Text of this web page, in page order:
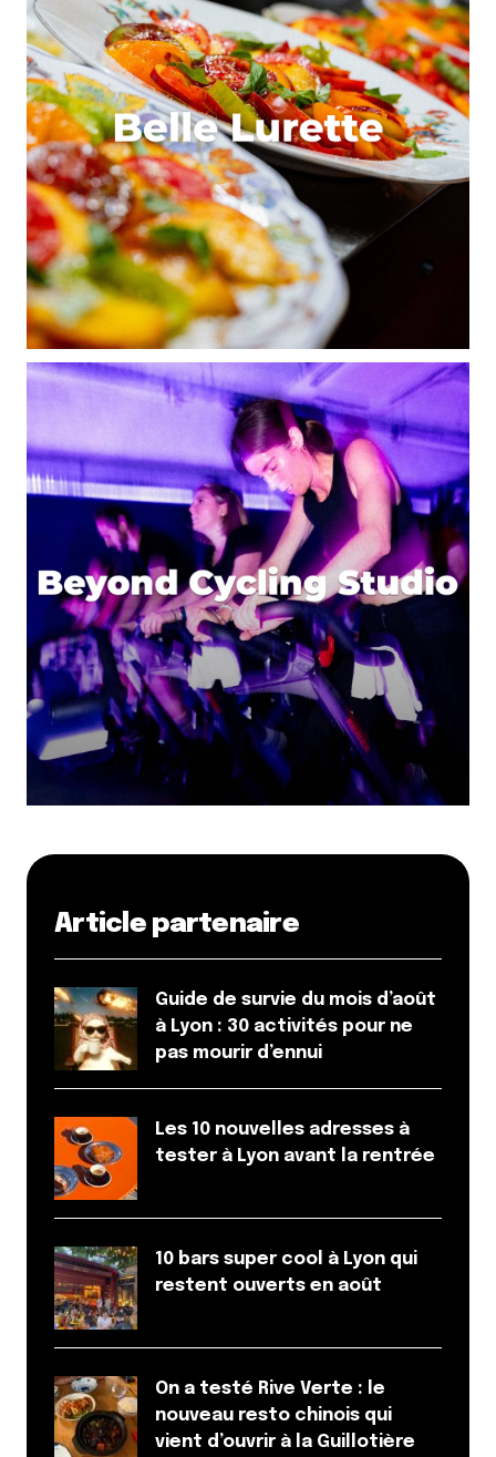
Article partenaire
Guide de survie du mois d’août
à Lyon : 30 activités pour ne
pas mourir d’ennui
Les 10 nouvelles adresses à
tester à Lyon avant la rentrée
10 bars super cool à Lyon qui
restent ouverts en août
On a testé Rive Verte : le
nouveau resto chinois qui
vient d’ouvrir à la Guillotière